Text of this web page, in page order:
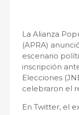
La Alianza
(APRA)
escenario
inscripción
Elecciones
celebraron el
En Twitter, el